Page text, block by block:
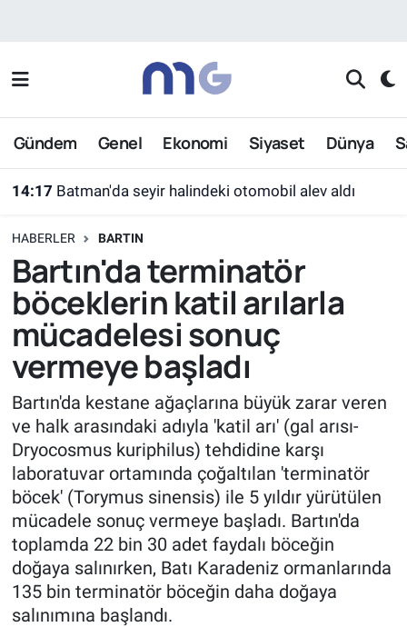
Gündem Genel Ekonomi Siyaset Dünya
14:17 Batman'da seyir halindeki otomobil alev aldı
HABERLER BARTIN
Bartın'da terminatör
böceklerin katil arılarla
mücadelesi sonuç
vermeye başladı
Bartın'da kestane ağaçlarına büyük zarar veren
ve halk arasındaki adıyla 'katil arı' (gal arısı-
Dryocosmus kuriphilus) tehdidine karşı
laboratuvar ortamında çoğaltılan 'terminatör
böcek' (Torymus sinensis) ile 5 yıldır yürütülen
mücadele sonuç vermeye başladı. Bartın'da
toplamda 22 bin 30 adet faydalı böceğin
doğaya salınırken, Batı Karadeniz ormanlarında
135 bin terminatör böceğin daha doğaya
salınımına başlandı.
Nöbetçi Eczaneler
Hava Durumu
Süper Lig Puan Durumu ve Fikstür
Tüm Manşetler
Son Dakika Haberleri
Haber Arşivi